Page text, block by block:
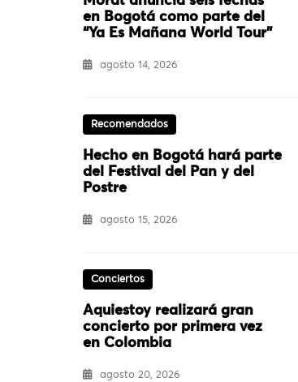
en Bogotá como parte del
“Ya Es Mañana World Tour”
agosto 14, 2026
Recomendados
Hecho en Bogotá hará parte
del Festival del Pan y del
Postre
agosto 15, 2026
Conciertos
Aquiestoy realizará gran
concierto por primera vez
en Colombia
agosto 20, 2026